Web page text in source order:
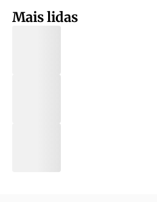
Mais lidas